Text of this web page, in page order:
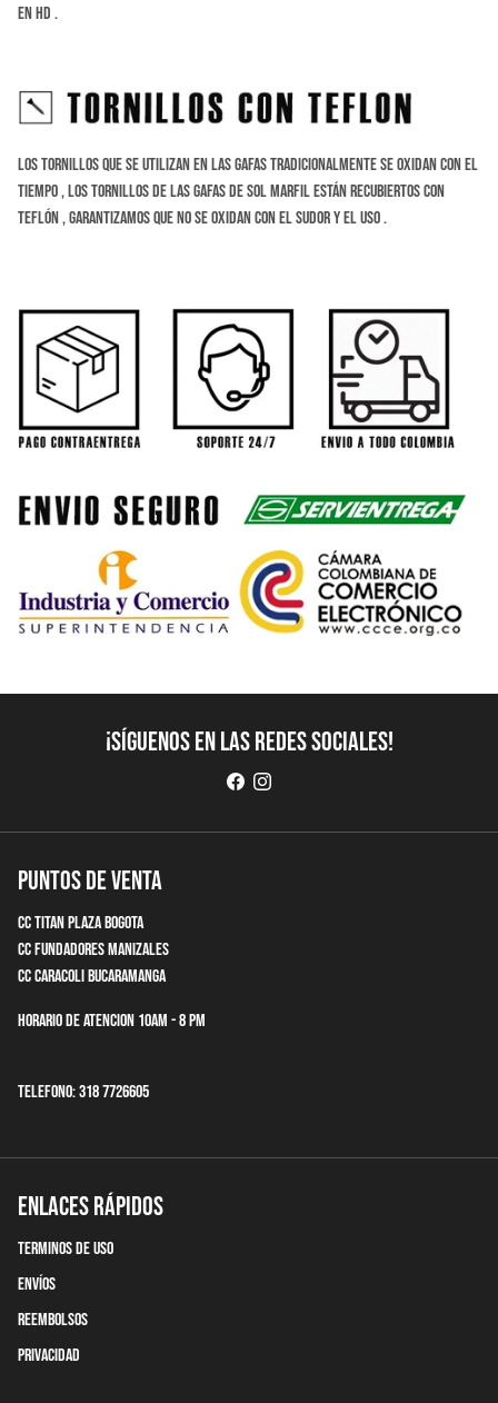
en HD .
Los tornillos que se utilizan en las gafas tradicionalmente se oxidan con el
tiempo , los tornillos de las gafas de sol marfil están recubiertos con
teflón , Garantizamos que no se oxidan con el sudor y el uso .
¡Síguenos en las redes sociales!
Puntos de Venta
CC Titan Plaza Bogota
CC Fundadores Manizales
CC Caracoli Bucaramanga
Horario de Atencion 10am - 8 pm
Telefono: 318 7726605
Enlaces Rápidos
terminos de uso
Envíos
Reembolsos
Privacidad